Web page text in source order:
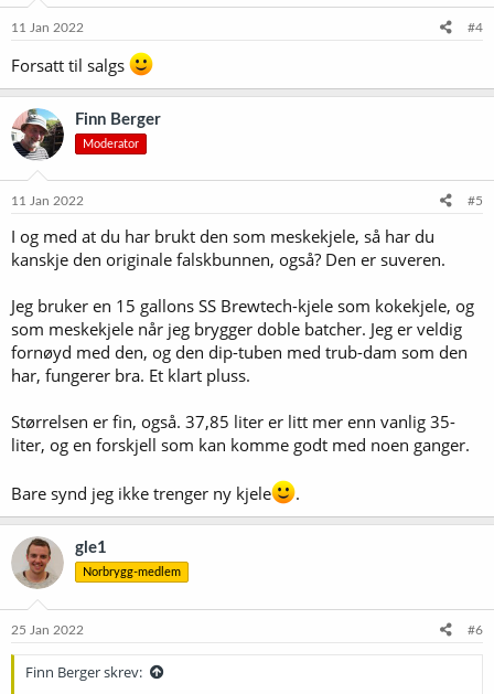
11 Jan 2022 #4
Forsatt til salgs
Finn Berger
Moderator
11 Jan 2022 #5
I og med at du har brukt den som meskekjele, så har du
kanskje den originale falskbunnen, også? Den er suveren.
Jeg bruker en 15 gallons SS Brewtech-kjele som kokekjele, og
som meskekjele når jeg brygger doble batcher. Jeg er veldig
fornøyd med den, og den dip-tuben med trub-dam som den
har, fungerer bra. Et klart pluss.
Størrelsen er fin, også. 37,85 liter er litt mer enn vanlig 35-
liter, og en forskjell som kan komme godt med noen ganger.
Bare synd jeg ikke trenger ny kjele .
gle1
Norbrygg-medlem
25 Jan 2022 #6
Finn Berger skrev: